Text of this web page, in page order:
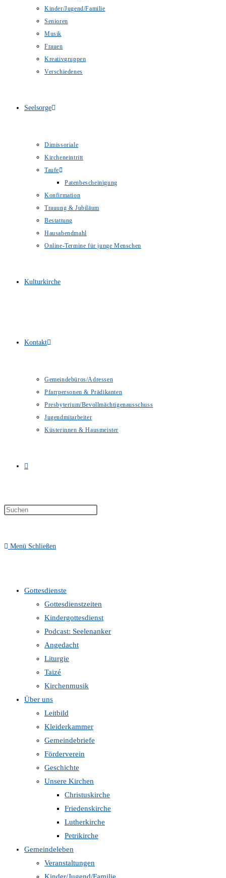
Kinder/Jugend/Familie
Senioren
Musik
Frauen
Kreativgruppen
Verschiedenes
Seelsorge
Dimissoriale
Kircheneintritt
Taufe
Patenbescheinigung
Konfirmation
Trauung & Jubiläum
Bestattung
Hausabendmahl
Online-Termine für junge Menschen
Kulturkirche
Kontakt
Gemeindebüros/Adressen
Pfarrpersonen & Prädikanten
Presbyterium/Bevollmächtigenausschuss
Jugendmitarbeiter
Küsterinnen & Hausmeister
Website-
umschalten
Menü Schließen
Gottesdienste
Gottesdienstzeiten
Kindergottesdienst
Podcast: Seelenanker
Angedacht
Liturgie
Taizé
Kirchenmusik
Über uns
Leitbild
Kleiderkammer
Gemeindebriefe
Förderverein
Geschichte
Unsere Kirchen
Christuskirche
Friedenskirche
Lutherkirche
Petrikirche
Gemeindeleben
Veranstaltungen